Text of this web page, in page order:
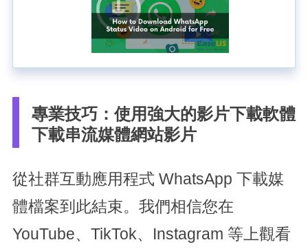
專業技巧：使用強大的影片下載軟體
下載串流媒體網站影片
從社群互動應用程式 WhatsApp 下載媒
體檔案到此結束。我們相信您在
YouTube、TikTok、Instagram 等上觀看